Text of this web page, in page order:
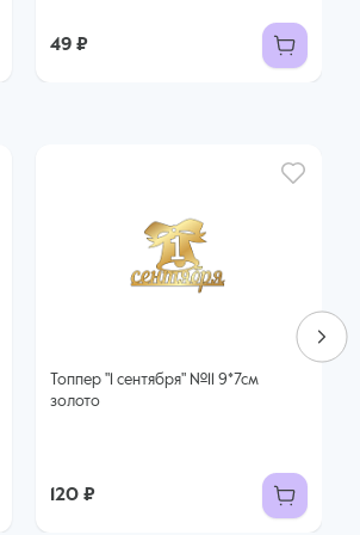
49 ₽
Топпер "1 сентября" №11 9*7см
золото
120 ₽